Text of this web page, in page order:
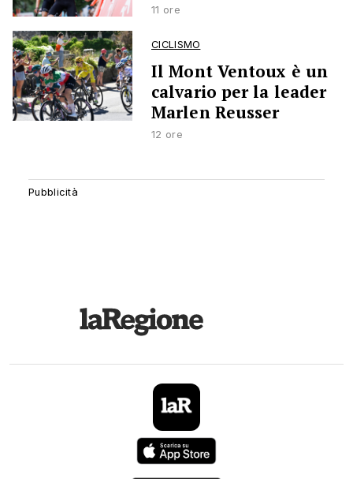
11 ore
CICLISMO
Il Mont Ventoux è un
calvario per la leader
Marlen Reusser
12 ore